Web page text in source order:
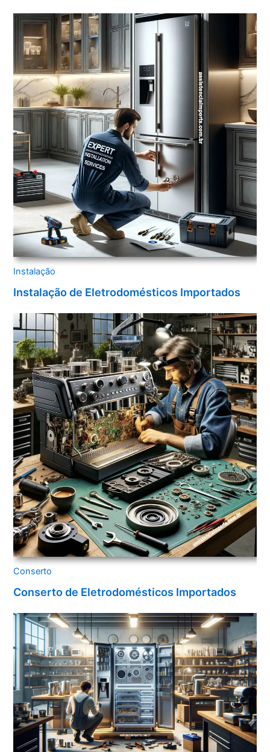
Instalação
Instalação de Eletrodomésticos Importados
Conserto
Conserto de Eletrodomésticos Importados